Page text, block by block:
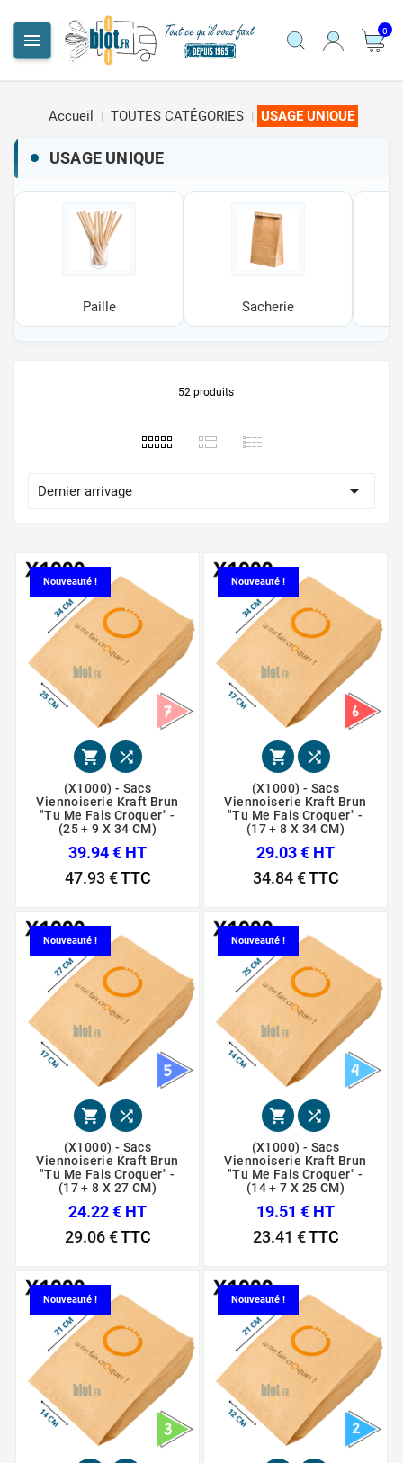
 0
Accueil TOUTES CATÉGORIES USAGE UNIQUE
USAGE UNIQUE
Paille Sacherie
52 produits
Dernier arrivage 
Nouveauté !
 
(X1000) - Sacs
Viennoiserie Kraft Brun
"Tu Me Fais Croquer" -
(25 + 9 X 34 CM)
39.94 € HT
47.93 €TTC
Nouveauté !
 
(X1000) - Sacs
Viennoiserie Kraft Brun
"Tu Me Fais Croquer" -
(17 + 8 X 34 CM)
29.03 € HT
34.84 €TTC
Nouveauté !
 
(X1000) - Sacs
Viennoiserie Kraft Brun
"Tu Me Fais Croquer" -
(17 + 8 X 27 CM)
24.22 € HT
29.06 €TTC
Nouveauté !
 
(X1000) - Sacs
Viennoiserie Kraft Brun
"Tu Me Fais Croquer" -
(14 + 7 X 25 CM)
19.51 € HT
23.41 €TTC
Nouveauté ! Nouveauté !